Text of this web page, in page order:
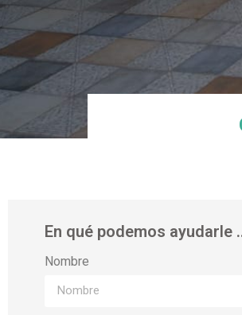
En qué podemos ayudarle
Nombre